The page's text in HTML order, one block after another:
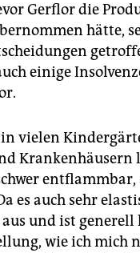
Gerflor die
hätte,
einige
vielen
Krankenhäusern
es auch sehr
und ist
wie ich mich